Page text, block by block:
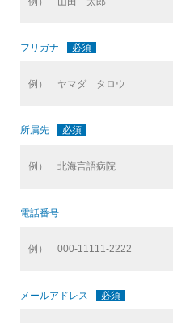
フリガナ 必須
所属先 必須
電話番号
メールアドレス 必須